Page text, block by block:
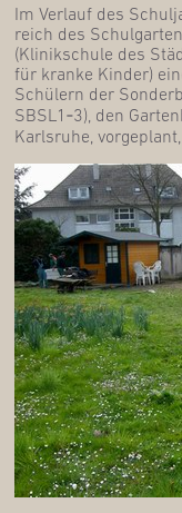
Im Ver­lauf des
reich des
(Kli­nik­schu­le des
für kran­ke Kin­der)
Schü­lern der
SBSL1‑3), den
Karls­ru­he,